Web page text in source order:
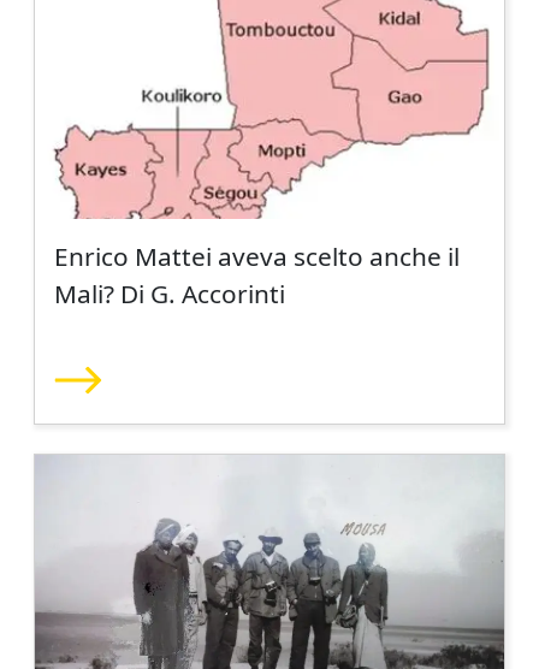
Enrico Mattei aveva scelto anche il
Mali? Di G. Accorinti